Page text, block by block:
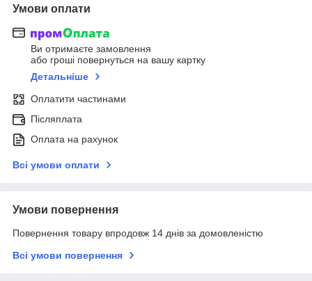
Умови оплати
Ви отримаєте замовлення
або гроші повернуться на вашу картку
Детальніше
Оплатити частинами
Післяплата
Оплата на рахунок
Всі умови оплати
Умови повернення
Повернення товару впродовж 14 днів за домовленістю
Всі умови повернення